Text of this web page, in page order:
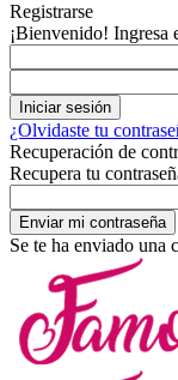
Registrarse
¡Bienvenido! Ingresa
¿Olvidaste tu
Recuperación de
Recupera tu
Se te ha enviado una